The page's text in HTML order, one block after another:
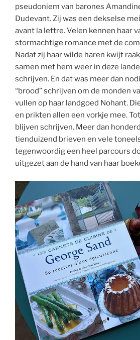
pseudoniem van barones
Dudevant. Zij was een dekselse
avant la lettre. Velen kennen haar
stormachtige romance met de
Nadat zij haar wilde haren kwijt
samen met hem weer in deze
schrijven. En dat was meer dan
“brood” schrijven om de monden
vullen op haar landgoed Nohant.
en prikten allen een vorkje mee.
blijven schrijven. Meer dan
tienduizend brieven en vele
tegenwoordig een heel parcours
uitgezet aan de hand van haar